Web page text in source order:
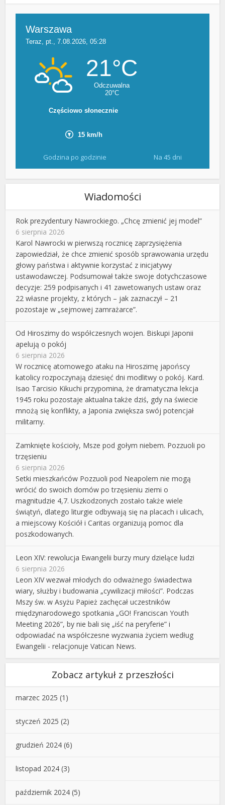
Godzina po godzinie Na 45 dni
Wiadomości
Rok prezydentury Nawrockiego. „Chcę zmienić jej model”
6 sierpnia 2026
Karol Nawrocki w pierwszą rocznicę zaprzysiężenia
zapowiedział, że chce zmienić sposób sprawowania urzędu
głowy państwa i aktywnie korzystać z inicjatywy
ustawodawczej. Podsumował także swoje dotychczasowe
decyzje: 259 podpisanych i 41 zawetowanych ustaw oraz
22 własne projekty, z których – jak zaznaczył – 21
pozostaje w „sejmowej zamrażarce”.
Od Hiroszimy do współczesnych wojen. Biskupi Japonii
apelują o pokój
6 sierpnia 2026
W rocznicę atomowego ataku na Hiroszimę japońscy
katolicy rozpoczynają dziesięć dni modlitwy o pokój. Kard.
Isao Tarcisio Kikuchi przypomina, że dramatyczna lekcja
1945 roku pozostaje aktualna także dziś, gdy na świecie
mnożą się konflikty, a Japonia zwiększa swój potencjał
militarny.
Zamknięte kościoły, Msze pod gołym niebem. Pozzuoli po
trzęsieniu
6 sierpnia 2026
Setki mieszkańców Pozzuoli pod Neapolem nie mogą
wrócić do swoich domów po trzęsieniu ziemi o
magnitudzie 4,7. Uszkodzonych zostało także wiele
świątyń, dlatego liturgie odbywają się na placach i ulicach,
a miejscowy Kościół i Caritas organizują pomoc dla
poszkodowanych.
Leon XIV: rewolucja Ewangelii burzy mury dzielące ludzi
6 sierpnia 2026
Leon XIV wezwał młodych do odważnego świadectwa
wiary, służby i budowania „cywilizacji miłości”. Podczas
Mszy św. w Asyżu Papież zachęcał uczestników
międzynarodowego spotkania „GO! Franciscan Youth
Meeting 2026”, by nie bali się „iść na peryferie” i
odpowiadać na współczesne wyzwania życiem według
Ewangelii - relacjonuje Vatican News.
Zobacz artykuł z przeszłości
marzec 2025 (1)
styczeń 2025 (2)
grudzień 2024 (6)
listopad 2024 (3)
październik 2024 (5)